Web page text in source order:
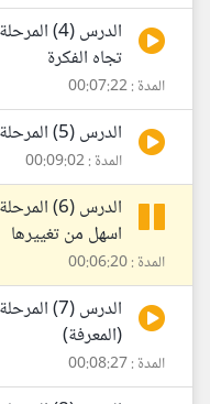
الدرس (4)
تجاه الفكرة
المدة : 00:07:22
الدرس (5) المرحلة الثانية - القناعة - زرع القناعات
المدة : 00:09:02
الدرس (6)
اسهل من تغييرها
المدة : 00:06:20
الدرس (7)
(المعرفة)
المدة : 00:08:27